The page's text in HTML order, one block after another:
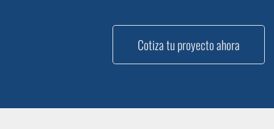
Cotiza tu proyecto ahora